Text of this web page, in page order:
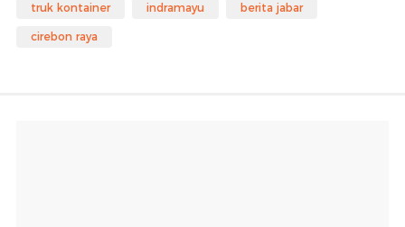
truk kontainer indramayu berita jabar
cirebon raya